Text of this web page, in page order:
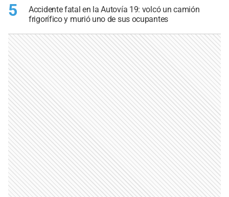
5
Accidente fatal en la Autovía 19: volcó un camión
frigorífico y murió uno de sus ocupantes